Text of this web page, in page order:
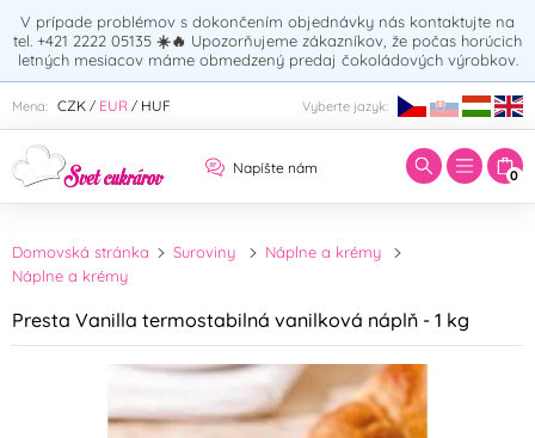
V prípade problémov s dokončením objednávky nás kontaktujte na
tel. +421 2222 05135 ☀️🔥 Upozorňujeme zákazníkov, že počas horúcich
letných mesiacov máme obmedzený predaj čokoládových výrobkov.
Mena: CZK / EUR / HUF Vyberte jazyk:
Napíšte nám 0
Zadajte hľadaný výraz:
Domovská stránka Suroviny
Náplne a krémy
Náplne a krémy
Presta Vanilla termostabilná vanilková náplň - 1 kg